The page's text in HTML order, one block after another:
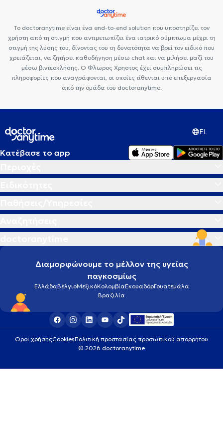
Το doctoranytime είναι ένα end-to-end solution που υποστηρίζει τον
χρήστη από τη στιγμή που αντιμετωπίζει ένα ιατρικό σύμπτωμα μέχρι τη
στιγμή της λύσης του, δίνοντας του τη δυνατότητα να βρεί τον ειδικό που
χρειάζεται, να ζητήσει καθοδήγηση μέσω chat και να μιλήσει μαζί του
μέσω βιντεοκλήσης. Ο Φλωρος Χρηστος έχει συμπληρώσει τις
πληροφορίες που αναγράφονται, οι οποίες τίθενται υπό επεξεργασία
από την ομάδα του doctoranytime.
EL
Κατέβασε το app
Διαμορφώνουμε το μέλλον της υγείας
παγκοσμίως
ΕλλάδαΒέλγιοΜεξικόΚολομβίαΕκουαδόρΓουατεμάλα
Βραζιλία
Οροι χρήσηςCookiesΠολιτική προστασίας προσωπικού απορρήτου
© 2026 doctoranytime